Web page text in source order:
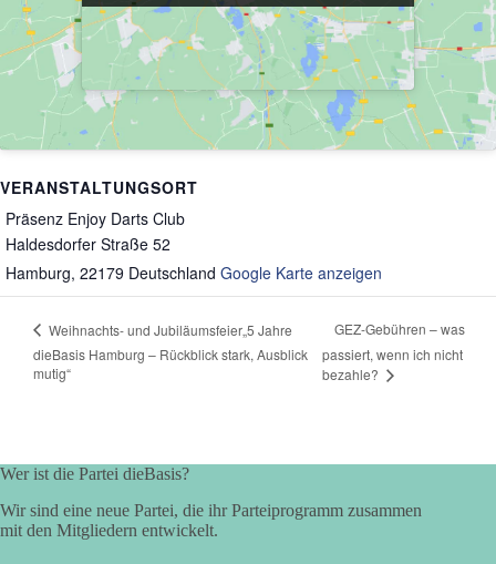
VERANSTALTUNGSORT
Präsenz Enjoy Darts Club
Haldesdorfer Straße 52
Hamburg, 22179 Deutschland Google Karte anzeigen
Weihnachts- und Jubiläumsfeier„5 Jahre
dieBasis Hamburg – Rückblick stark, Ausblick
mutig“
GEZ-Gebühren – was
passiert, wenn ich nicht
bezahle?
Wer ist die Partei dieBasis?
Wir sind eine neue Partei, die ihr Parteiprogramm zusammen
mit den Mitgliedern entwickelt.